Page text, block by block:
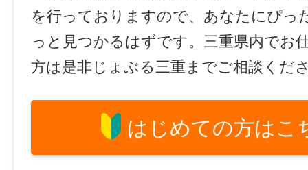
を行っておりますので、あなたにぴっ
っと見つかるはずです。三重県内でお
方は是非じょぶる三重までご相談くだ
はじめての方はこ